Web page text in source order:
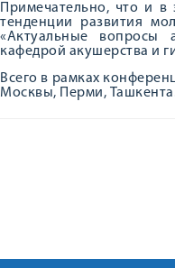
Примечательно, что и
тенденции развития
«Актуальные вопросы
кафедрой акушерства и
Всего в рамках
Москвы, Перми,